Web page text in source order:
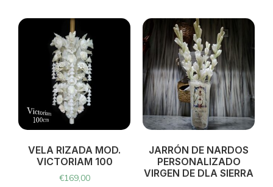
VELA RIZADA MOD.
VICTORIAM 100
€169,00
JARRÓN DE NARDOS
PERSONALIZADO
VIRGEN DE DLA SIERRA